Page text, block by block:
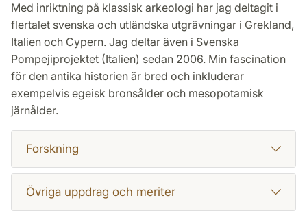
Med inriktning på klassisk arkeologi har jag deltagit i
flertalet svenska och utländska utgrävningar i Grekland,
Italien och Cypern. Jag deltar även i Svenska
Pompejiprojektet (Italien) sedan 2006. Min fascination
för den antika historien är bred och inkluderar
exempelvis egeisk bronsålder och mesopotamisk
järnålder.
Forskning
Övriga uppdrag och meriter